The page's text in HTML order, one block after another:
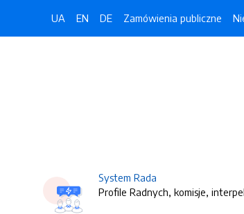
UA EN DE Zamówienia publiczne
System Rada
Profile Radnych, komisje,